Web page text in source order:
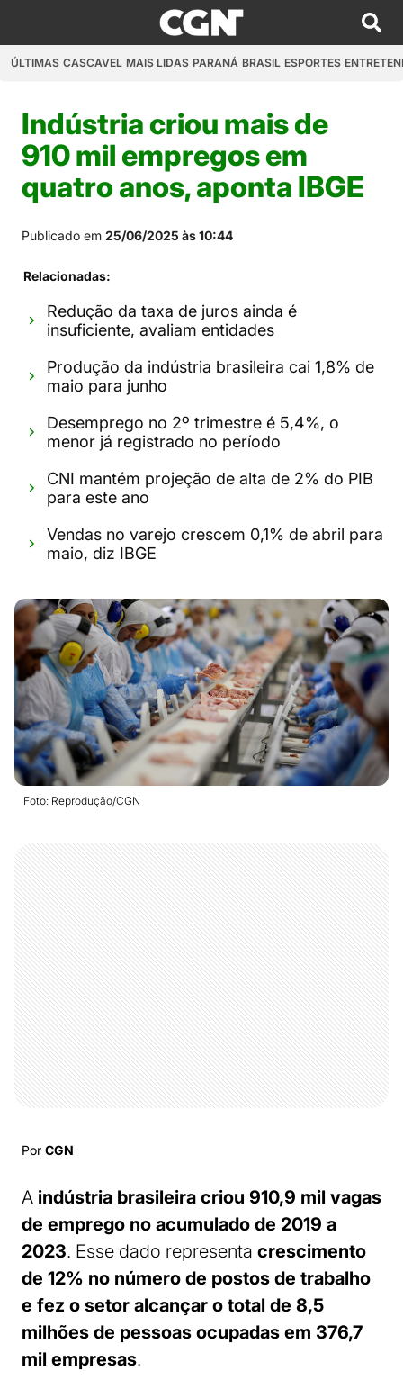
ÚLTIMAS CASCAVEL MAIS LIDAS PARANÁ BRASIL ESPORTES
Indústria criou mais de
910 mil empregos em
quatro anos, aponta IBGE
Publicado em 25/06/2025 às 10:44
Relacionadas:
Redução da taxa de juros ainda é
insuficiente, avaliam entidades
Produção da indústria brasileira cai 1,8% de
maio para junho
Desemprego no 2º trimestre é 5,4%, o
menor já registrado no período
CNI mantém projeção de alta de 2% do PIB
para este ano
Vendas no varejo crescem 0,1% de abril para
maio, diz IBGE
Foto: Reprodução/CGN
Por CGN
A indústria brasileira criou 910,9 mil vagas
de emprego no acumulado de 2019 a
2023. Esse dado representa crescimento
de 12% no número de postos de trabalho
e fez o setor alcançar o total de 8,5
milhões de pessoas ocupadas em 376,7
mil empresas.